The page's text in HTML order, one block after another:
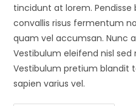
tincidunt at lorem. Pendisse
convallis risus fermentum
quam vel accumsan. Nunc
Vestibulum eleifend nisl
Vestibulum pretium blandit
sapien varius vel.